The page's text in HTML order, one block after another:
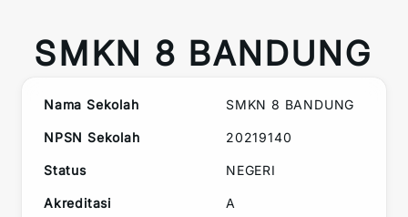
SMKN 8 BANDUNG
Nama Sekolah SMKN 8 BANDUNG
NPSN Sekolah 20219140
Status NEGERI
Akreditasi A